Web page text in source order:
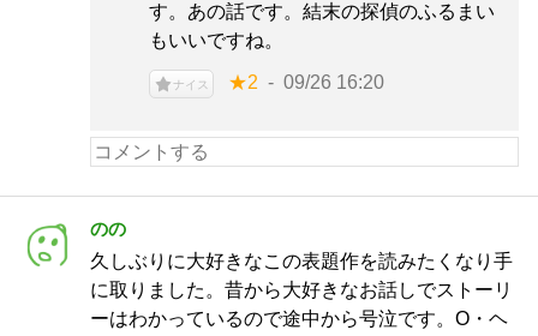
す。あの話です。結末の探偵のふるまい
もいいですね。
ナイス ★2 09/26 16:20
のの
久しぶりに大好きなこの表題作を読みたくなり手
に取りました。昔から大好きなお話しでストーリ
ーはわかっているので途中から号泣です。O・ヘ